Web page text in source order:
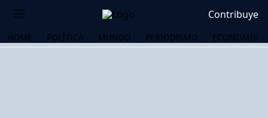
Contribuye
HOME POLÍTICA MUNDO PERIODISMO ECONOMÍA